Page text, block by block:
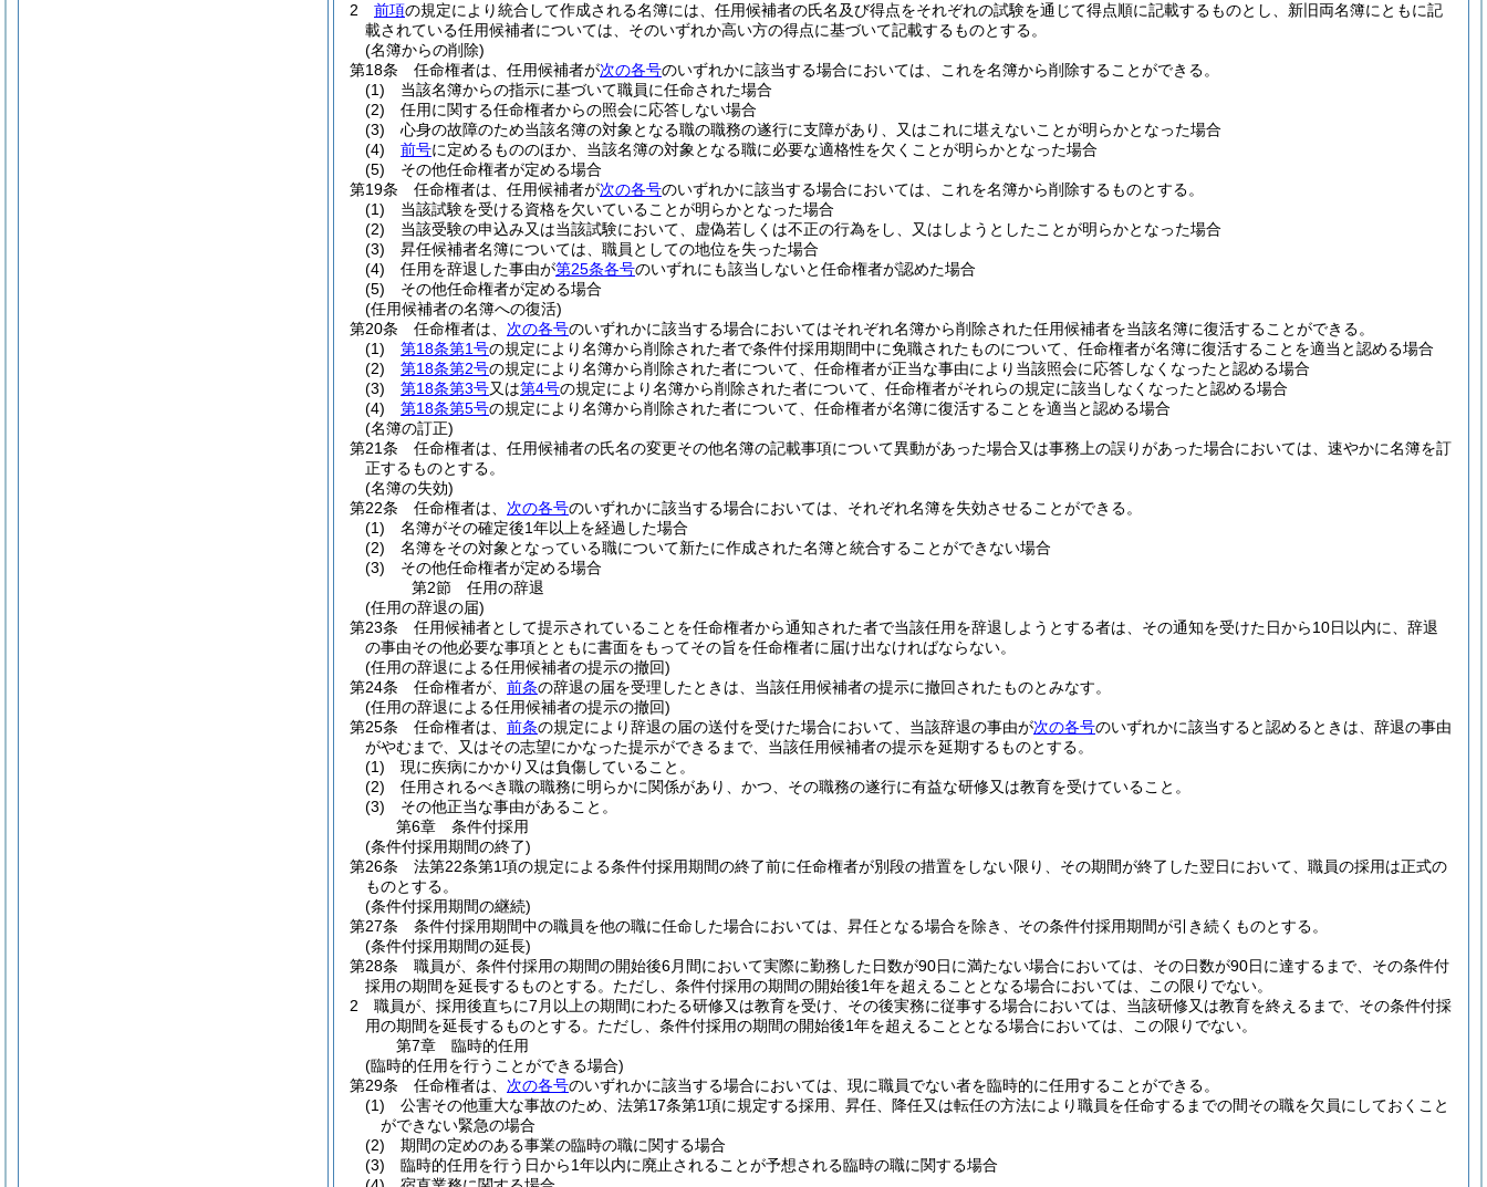
2
前項の規定により統合して作成される名簿には、任用候補者の氏名及び得点をそれぞれの試験を通じて得点順に記載するものとし、新旧両名簿にともに記
載されている任用候補者については、そのいずれか高い方の得点に基づいて記載するものとする。
(名簿からの削除)
第18条
任命権者は、任用候補者が次の各号のいずれかに該当する場合においては、これを名簿から削除することができる。
(1)
当該名簿からの指示に基づいて職員に任命された場合
(2)
任用に関する任命権者からの照会に応答しない場合
(3)
心身の故障のため当該名簿の対象となる職の職務の遂行に支障があり、又はこれに堪えないことが明らかとなった場合
(4)
前号に定めるもののほか、当該名簿の対象となる職に必要な適格性を欠くことが明らかとなった場合
(5)
その他任命権者が定める場合
第19条
任命権者は、任用候補者が次の各号のいずれかに該当する場合においては、これを名簿から削除するものとする。
(1)
当該試験を受ける資格を欠いていることが明らかとなった場合
(2)
当該受験の申込み又は当該試験において、虚偽若しくは不正の行為をし、又はしようとしたことが明らかとなった場合
(3)
昇任候補者名簿については、職員としての地位を失った場合
(4)
任用を辞退した事由が第25条各号のいずれにも該当しないと任命権者が認めた場合
(5)
その他任命権者が定める場合
(任用候補者の名簿への復活)
第20条
任命権者は、 次の各号のいずれかに該当する場合においてはそれぞれ名簿から削除された任用候補者を当該名簿に復活することができる。
(1)
第18条第1号の規定により名簿から削除された者で条件付採用期間中に免職されたものについて、任命権者が名簿に復活することを適当と認める場合
(2)
第18条第2号の規定により名簿から削除された者について、任命権者が正当な事由により当該照会に応答しなくなったと認める場合
(3)
第18条第3号又は第4号の規定により名簿から削除された者について、任命権者がそれらの規定に該当しなくなったと認める場合
(4)
第18条第5号の規定により名簿から削除された者について、任命権者が名簿に復活することを適当と認める場合
(名簿の訂正)
第21条
任命権者は、任用候補者の氏名の変更その他名簿の記載事項について異動があった場合又は事務上の誤りがあった場合においては、速やかに名簿を訂
正するものとする。
(名簿の失効)
第22条
任命権者は、 次の各号のいずれかに該当する場合においては、それぞれ名簿を失効させることができる。
(1)
名簿がその確定後1年以上を経過した場合
(2)
名簿をその対象となっている職について新たに作成された名簿と統合することができない場合
(3)
その他任命権者が定める場合
第2節
任用の辞退
(任用の辞退の届)
第23条
任用候補者として提示されていることを任命権者から通知された者で当該任用を辞退しようとする者は、その通知を受けた日から10日以内に、辞退
の事由その他必要な事項とともに書面をもってその旨を任命権者に届け出なければならない。
(任用の辞退による任用候補者の提示の撤回)
第24条
任命権者が、 前条の辞退の届を受理したときは、当該任用候補者の提示に撤回されたものとみなす。
(任用の辞退による任用候補者の提示の撤回)
第25条
任命権者は、 前条の規定により辞退の届の送付を受けた場合において、当該辞退の事由が次の各号のいずれかに該当すると認めるときは、辞退の事由
がやむまで、又はその志望にかなった提示ができるまで、当該任用候補者の提示を延期するものとする。
(1)
現に疾病にかかり又は負傷していること。
(2)
任用されるべき職の職務に明らかに関係があり、かつ、その職務の遂行に有益な研修又は教育を受けていること。
(3)
その他正当な事由があること。
第6章
条件付採用
(条件付採用期間の終了)
第26条
法第22条第1項の規定による条件付採用期間の終了前に任命権者が別段の措置をしない限り、その期間が終了した翌日において、職員の採用は正式の
ものとする。
(条件付採用期間の継続)
第27条
条件付採用期間中の職員を他の職に任命した場合においては、昇任となる場合を除き、その条件付採用期間が引き続くものとする。
(条件付採用期間の延長)
第28条
職員が、条件付採用の期間の開始後6月間において実際に勤務した日数が90日に満たない場合においては、その日数が90日に達するまで、その条件付
採用の期間を延長するものとする。 ただし、条件付採用の期間の開始後1年を超えることとなる場合においては、この限りでない。
2
職員が、採用後直ちに7月以上の期間にわたる研修又は教育を受け、その後実務に従事する場合においては、当該研修又は教育を終えるまで、その条件付採
用の期間を延長するものとする。 ただし、条件付採用の期間の開始後1年を超えることとなる場合においては、この限りでない。
第7章
臨時的任用
(臨時的任用を行うことができる場合)
第29条
任命権者は、 次の各号のいずれかに該当する場合においては、現に職員でない者を臨時的に任用することができる。
(1)
公害その他重大な事故のため、法第17条第1項に規定する採用、昇任、降任又は転任の方法により職員を任命するまでの間その職を欠員にしておくこと
ができない緊急の場合
(2)
期間の定めのある事業の臨時の職に関する場合
(3)
臨時的任用を行う日から1年以内に廃止されることが予想される臨時の職に関する場合